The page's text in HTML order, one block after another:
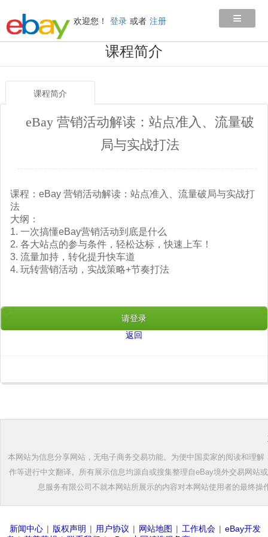
≡
欢迎您！ 登录 或者 注册
课程简介
课程简介
eBay 营销活动解读：站点准入、流量破
局与实战打法
课程：eBay 营销活动解读：站点准入、流量破局与实战打
法
大纲：
1. 一次搞懂eBay营销活动到底是什么
2. 各大站点的参与条件，轻松达标，快速上车！
3. 流量加持，转化提升快车道
4. 玩转营销活动，实战策略+节奏打法
请登录
返回
本网站为信息分享网站，无电子商务交易功能。为便中国卖家的阅读和理
作等进行中文翻译。所有展示信息均源自或搜集整理自eBay境外交易网站
息服务有限公司不就本网站所展示的内容对本网站使用者的最终
新闻中心 | 版权声明 | 用户协议 | 网站地图 | 工作机会 | eBay开发